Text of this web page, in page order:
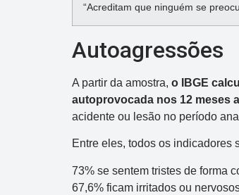
“Acreditam que ninguém se
Autoagressões
A partir da amostra, o IBGE
autoprovocada nos 12 meses
acidente ou lesão no período
Entre eles, todos os indicadores
73% se sentem tristes de forma
67,6% ficam irritados ou